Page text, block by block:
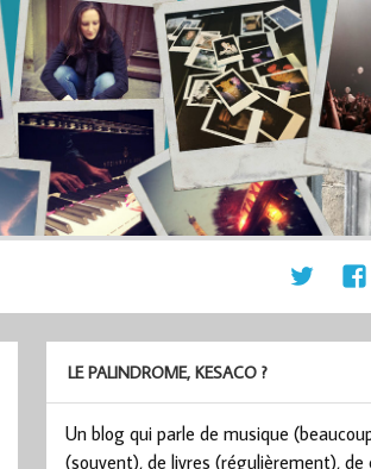
LE PALINDROME, KESACO ?
Un blog qui parle de musique
(souvent), de livres (régulièrement), de